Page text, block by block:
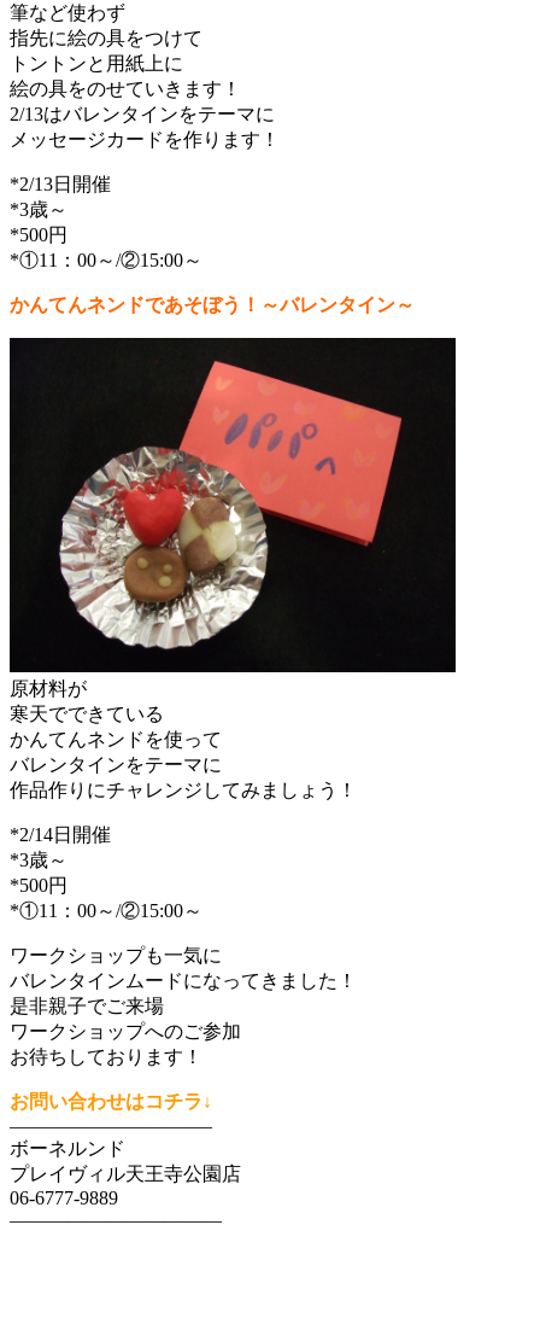
筆など使わず
指先に絵の具をつけて
トントンと用紙上に
絵の具をのせていきます！
2/13はバレンタインをテーマに
メッセージカードを作ります！
*2/13日開催
*3歳～
*500円
*①11：00～/②15:00～
かんてんネンドであそぼう！～バレンタイン～
原材料が
寒天でできている
かんてんネンドを使って
バレンタインをテーマに
作品作りにチャレンジしてみましょう！
*2/14日開催
*3歳～
*500円
*①11：00～/②15:00～
ワークショップも一気に
バレンタインムードになってきました！
是非親子でご来場
ワークショップへのご参加
お待ちしております！
お問い合わせはコチラ↓
——————————–
ボーネルンド
プレイヴィル天王寺公園店
06-6777-9889
———————————